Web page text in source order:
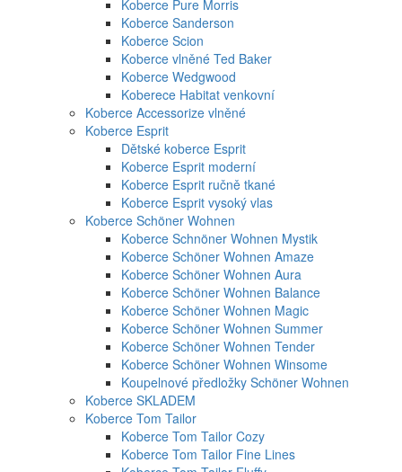
Koberce Pure Morris
Koberce Sanderson
Koberce Scion
Koberce vlněné Ted Baker
Koberce Wedgwood
Koberece Habitat venkovní
Koberce Accessorize vlněné
Koberce Esprit
Dětské koberce Esprit
Koberce Esprit moderní
Koberce Esprit ručně tkané
Koberce Esprit vysoký vlas
Koberce Schöner Wohnen
Koberce Schnöner Wohnen Mystik
Koberce Schöner Wohnen Amaze
Koberce Schöner Wohnen Aura
Koberce Schöner Wohnen Balance
Koberce Schöner Wohnen Magic
Koberce Schöner Wohnen Summer
Koberce Schöner Wohnen Tender
Koberce Schöner Wohnen Winsome
Koupelnové předložky Schöner Wohnen
Koberce SKLADEM
Koberce Tom Tailor
Koberce Tom Tailor Cozy
Koberce Tom Tailor Fine Lines